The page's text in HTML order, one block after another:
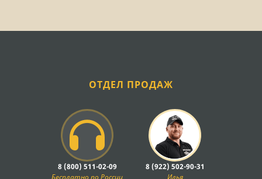
ОТДЕЛ ПРОДАЖ
8 (800) 511-02-09
Бесплатно по России
8 (922) 502-90-31
Илья